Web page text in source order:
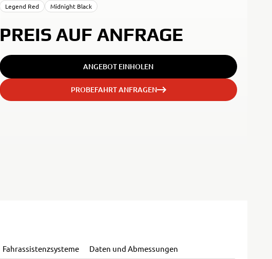
Legend Red Midnight Black
PREIS AUF ANFRAGE
ANGEBOT EINHOLEN
PROBEFAHRT ANFRAGEN
Fahrassistenzsysteme Daten und Abmessungen